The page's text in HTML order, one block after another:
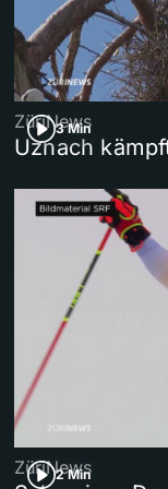
3 Min
ZüriNews
Uznach
2 Min
ZüriNews